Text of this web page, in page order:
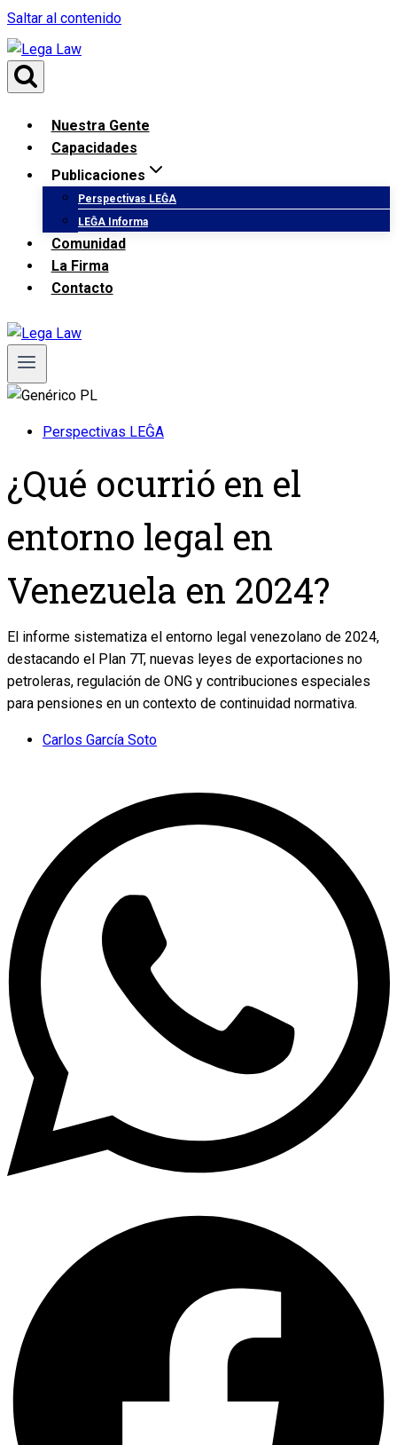
Saltar al contenido
Nuestra Gente
Capacidades
Publicaciones
Perspectivas LEĜA
LEĜA Informa
Comunidad
La Firma
Contacto
Perspectivas LEĜA
¿Qué ocurrió en el
entorno legal en
Venezuela en 2024?
El informe sistematiza el entorno legal venezolano de 2024,
destacando el Plan 7T, nuevas leyes de exportaciones no
petroleras, regulación de ONG y contribuciones especiales
para pensiones en un contexto de continuidad normativa.
Carlos García Soto